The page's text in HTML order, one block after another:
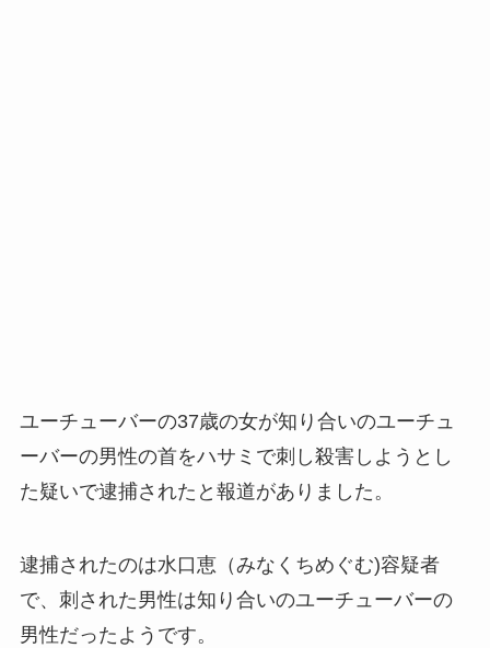
ユーチューバーの37歳の女が知り合いのユーチュ
ーバーの男性の首をハサミで刺し殺害しようとし
た疑いで逮捕されたと報道がありました。
逮捕されたのは水口恵（みなくちめぐむ)容疑者
で、刺された男性は知り合いのユーチューバーの
男性だったようです。